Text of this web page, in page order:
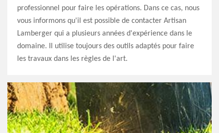
professionnel pour faire les opérations. Dans ce cas, nous
vous informons qu'il est possible de contacter Artisan
Lamberger qui a plusieurs années d'expérience dans le
domaine. Il utilise toujours des outils adaptés pour faire
les travaux dans les règles de l'art.